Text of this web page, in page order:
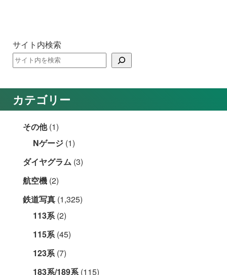
サイト内検索
カテゴリー
その他(1)
Nゲージ (1)
ダイヤグラム (3)
航空機 (2)
鉄道写真 (1,325)
113系 (2)
115系 (45)
123系 (7)
183系/189系 (115)